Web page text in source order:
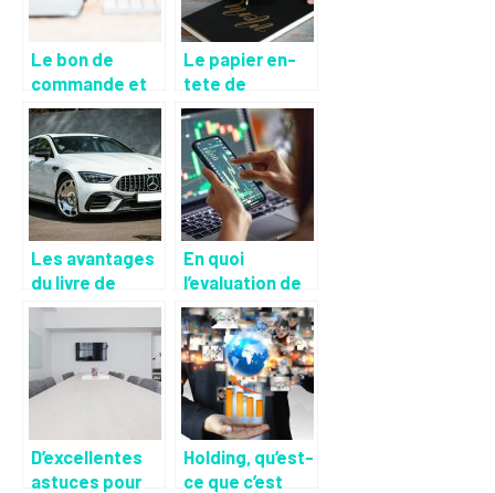
Le bon de
commande et
le bon de
livraison
Le papier en-
tete de
l’entreprise
Les avantages
du livre de
police
automobile
informatise
En quoi
l’evaluation de
l’etat financier
d’une
entreprise est-
elle importante
?
D’excellentes
astuces pour
Holding, qu’est-
ce que c’est